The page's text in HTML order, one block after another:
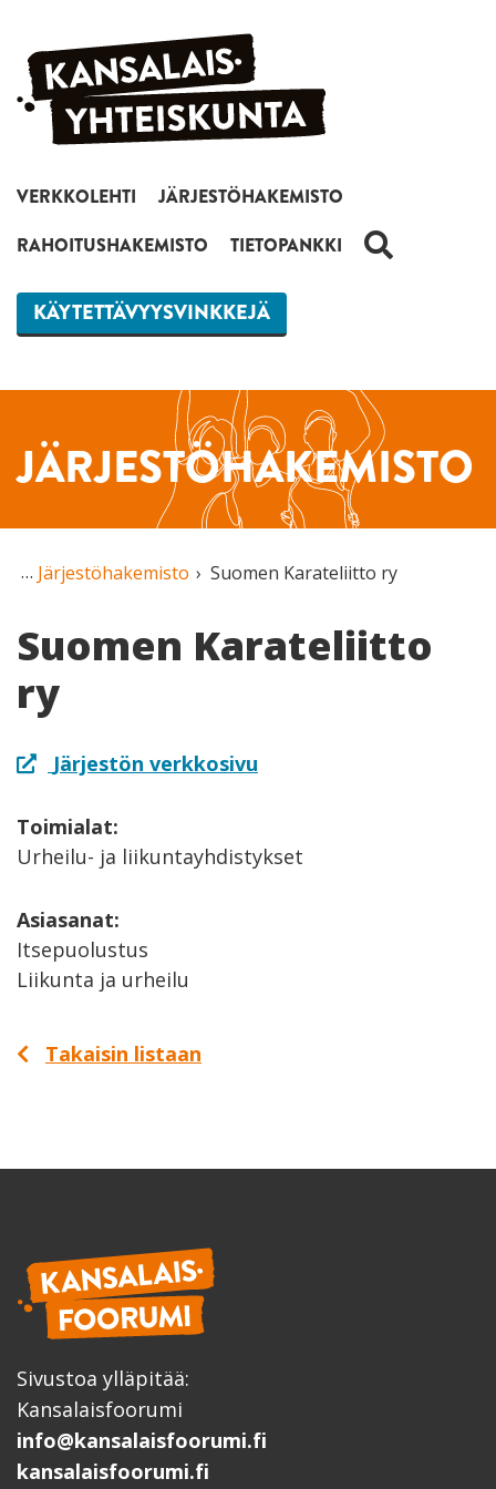
Siirry sisältöön
VERKKOLEHTI
JÄRJESTÖHAKEMISTO
RAHOITUSHAKEMISTO
TIETOPANKKI HAKU
KÄYTETTÄVYYSVINKKEJÄ
JÄRJESTÖHAKEMISTO
Järjestöhakemisto Suomen Karateliitto ry
Suomen Karateliitto
ry
Järjestön verkkosivu
Toimialat:
Urheilu- ja liikuntayhdistykset
Asiasanat:
Itsepuolustus
Liikunta ja urheilu
Takaisin listaan
Sivustoa ylläpitää:
Kansalaisfoorumi
info@kansalaisfoorumi.fi
kansalaisfoorumi.fi